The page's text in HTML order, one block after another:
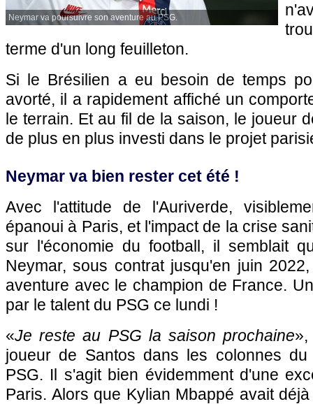
Neymar va poursuivre son aventure au PSG.
terme d'un long feuilleton.
Si le Brésilien a eu besoin de temps
avorté, il a rapidement affiché un
le terrain. Et au fil de la saison, le joueur
de plus en plus investi dans le projet
Neymar va bien rester cet été !
Avec l'attitude de l'Auriverde,
épanoui à Paris, et l'impact de la crise
sur l'économie du football, il semblait
Neymar, sous contrat jusqu'en juin
aventure avec le champion de France.
par le talent du PSG ce lundi !
«Je reste au PSG la saison prochaine
joueur de Santos dans les colonnes
PSG. Il s'agit bien évidemment d'une
Paris. Alors que Kylian Mbappé avait